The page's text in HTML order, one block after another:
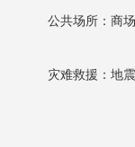
公共场所：商场
灾难救援：地震